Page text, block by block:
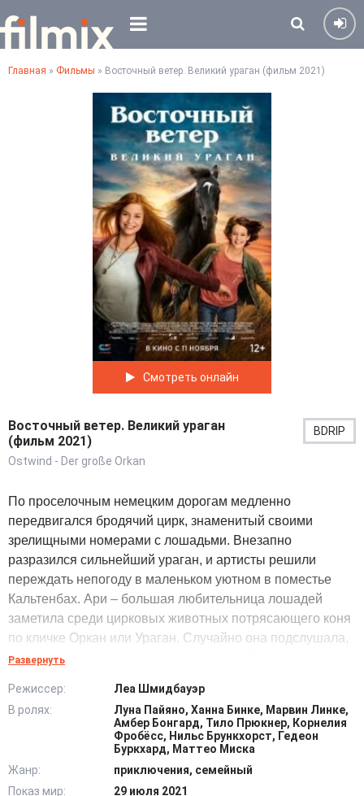
Главная » Фильмы » Восточный ветер. Великий ураган (фильм 2021)
Смотреть онлайн
Восточный ветер. Великий ураган
(фильм 2021)
Ostwind - Der große Orkan
BDRIP
По проселочным немецким дорогам медленно
передвигался бродячий цирк, знаменитый своими
зрелищными номерами с лошадьми. Внезапно
разразился сильнейший ураган, и артисты решили
переждать непогоду в маленьком уютном в поместье
Кальтенбах. Ари – большая любительница лошадей
заметила среди цирковых животных потрясающего коня
по кличке Оркан или Ураган. Случайно она подслушала,
что ему грозит смертельная опасность. Смелая девочка
Оствинда и мальчика Карло. Дети хотели заменить
Оркана на сообразительного Оствинда, который должен
был сбежать в нужный момент. Однако жестокий и
злобный владелец цирка разгадал хитроумный план
подростков. Лошадь Ари тоже оказалась в большой
Развернуть
Режиссер:
Леа Шмидбауэр
В ролях:
Луна Пайяно, Ханна Бинке, Марвин Линке,
Амбер Бонгард, Тило Прюкнер, Корнелия
Фробёсс, Нильс Брункхорст, Гедеон
Буркхард, Маттео Миска
Жанр:
приключения, семейный
Показ мир:
29 июля 2021